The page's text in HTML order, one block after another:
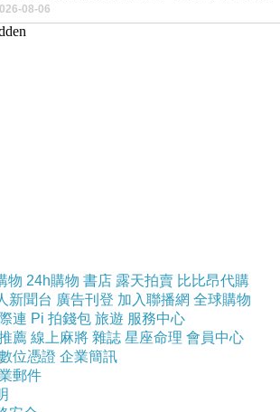
們開了一條又新又活的路從幔子經過
08-06
物 24h購物 書店 露天拍賣 比比昂代購
新聞台 廣告刊登 加入聯播網 全球購物
連 Pi 拍錢包 旅遊 服務中心
薦 線上麻將 雜誌 星座命理 會員中心
位憑證 企業簡訊
郵件